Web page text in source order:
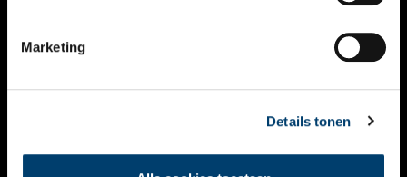
Marketing
Details tonen
VIDEO’S
CONTACT